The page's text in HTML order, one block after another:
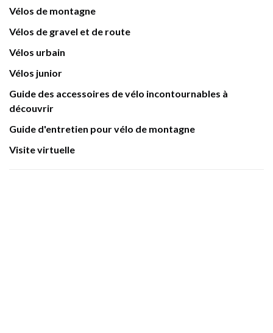
Vélos de montagne
Vélos de gravel et de route
Vélos urbain
Vélos junior
Guide des accessoires de vélo incontournables à
découvrir
Guide d'entretien pour vélo de montagne
Visite virtuelle